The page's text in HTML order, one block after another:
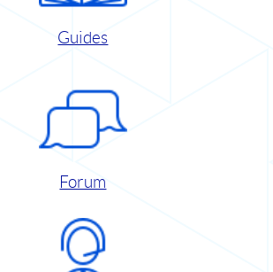
Guides
Forum